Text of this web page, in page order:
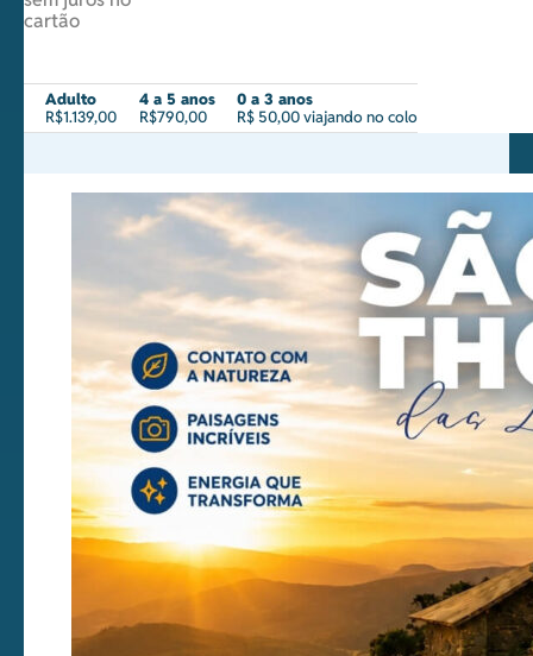
cartão
Adulto
R$1.139,00
4 a 5 anos
R$790,00
0 a 3 anos
R$ 50,00 viajando no colo